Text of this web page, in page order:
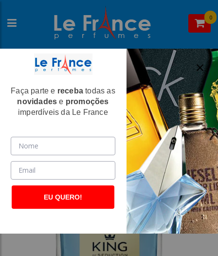
0
Home>Antonio Banderas>Perfumes Masculinos
King Of Seduction Absolute Masculino
Eau de Toilette - Antonio Banderas
(2606)
Faça parte e receba todas as
novidades e promoções
imperdíveis da Le France
EU QUERO!